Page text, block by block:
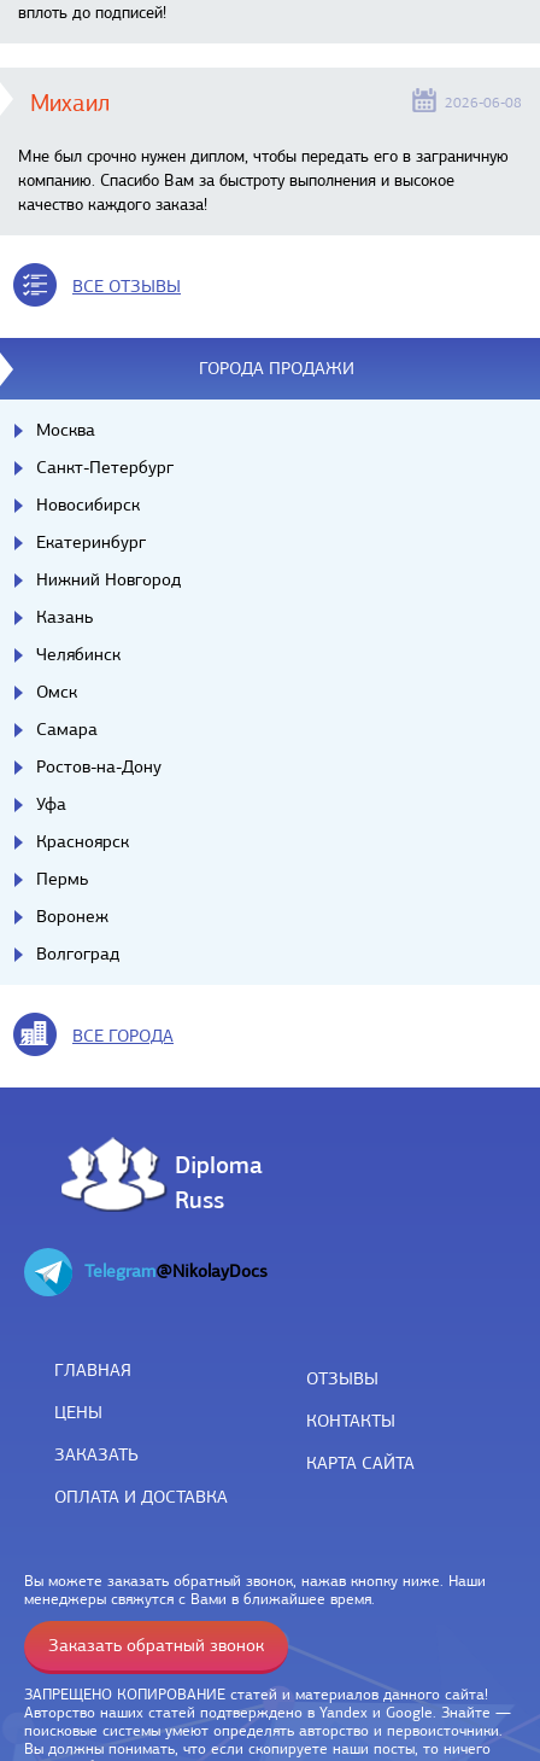
вплоть до подписей!
Михаил 2026-06-08
Мне был срочно нужен диплом, чтобы передать его в заграничную
компанию. Спасибо Вам за быстроту выполнения и высокое
качество каждого заказа!
ВСЕ ОТЗЫВЫ
ГОРОДА ПРОДАЖИ
Москва
Санкт-Петербург
Новосибирск
Екатеринбург
Нижний Новгород
Казань
Челябинск
Омск
Самара
Ростов-на-Дону
Уфа
Красноярск
Пермь
Воронеж
Волгоград
ВСЕ ГОРОДА
Diploma
Russ
Telegram@NikolayDocs
ГЛАВНАЯ
ЦЕНЫ
ЗАКАЗАТЬ
ОПЛАТА И ДОСТАВКА
ОТЗЫВЫ
КОНТАКТЫ
КАРТА САЙТА
Вы можете заказать обратный звонок, нажав кнопку ниже. Наши
менеджеры свяжутся с Вами в ближайшее время.
Заказать обратный звонок
ЗАПРЕЩЕНО КОПИРОВАНИЕ статей и материалов данного сайта!
Авторство наших статей подтверждено в Yandex и Google. Знайте —
поисковые системы умеют определять авторство и первоисточники.
Вы должны понимать, что если скопируете наши посты, то ничего